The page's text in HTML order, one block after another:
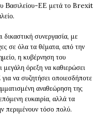
Βασιλείου-ΕΕ μετά το Brexit
συνεργασία, με
σε όλα τα θέματα, από την
η κυβέρνηση του
μεγάλη όρεξη να καθιερώσει
να συζητήσει οποιεσδήποτε
αναθεώρηση της
ευκαιρία, αλλά τα
περιμένουν τόσο πολύ.